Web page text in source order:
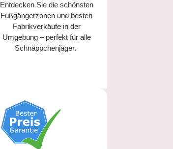
Entdecken Sie die schönsten
Fußgängerzonen und besten
Fabrikverkäufe in der
Umgebung – perfekt für alle
Schnäppchenjäger.